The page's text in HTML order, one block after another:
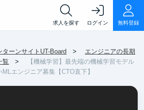
求人を探す ログイン 無料登録
ーンサイトUT-Board
エンジニアの長期
覧
【機械学習】最先端の機械学習モデル
エンジニア募集【CTO直下】